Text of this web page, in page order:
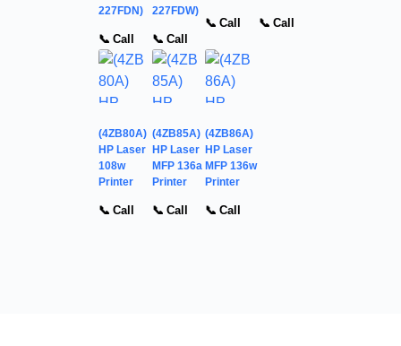
227FDN)
📞 Call
227FDW)
📞 Call
📞 Call 📞 Call
(4ZB80A)
HP Laser
108w
Printer
📞 Call
(4ZB85A)
HP Laser
MFP 136a
Printer
📞 Call
(4ZB86A)
HP Laser
MFP 136w
Printer
📞 Call